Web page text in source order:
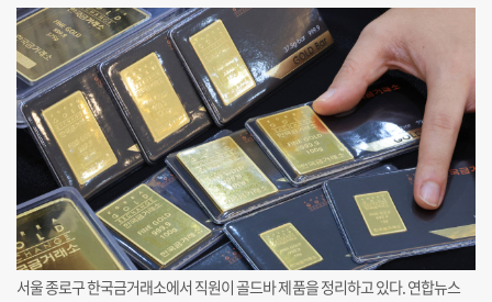
서울 종로구 한국금거래소에서 직원이 골드바 제품을 정리하고 있다. 연합뉴스